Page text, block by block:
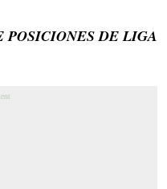
DE LIGA